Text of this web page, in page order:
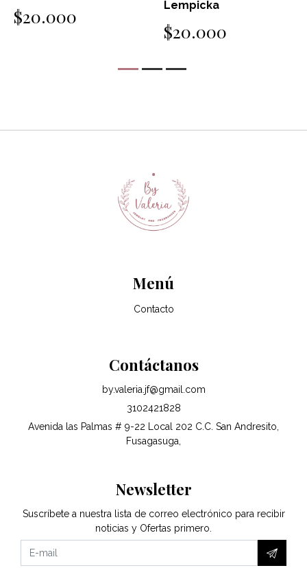
$20.000
Lempicka
$20.000
Menú
Contacto
Contáctanos
by.valeria.jf@gmail.com
3102421828
Avenida las Palmas # 9-22 Local 202 C.C. San Andresito,
Fusagasuga,
Newsletter
Suscríbete a nuestra lista de correo electrónico para recibir
noticias y Ofertas primero.